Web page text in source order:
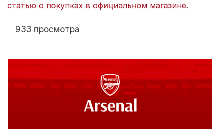
статью о покупках в официальном магазине.
933 просмотра
Front bottom menu